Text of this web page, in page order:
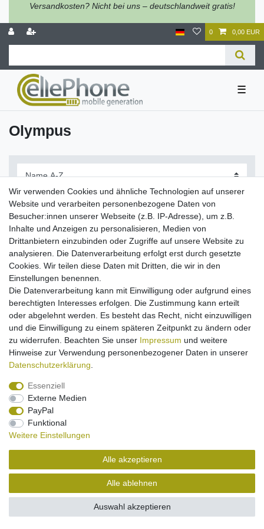
Versandkosten? Nicht bei uns – deutschlandweit gratis!
0 0,00 EUR
☰
Olympus
Filter
Akku-Ladestation Dual für Olympus LI-50B
13,95 € *
In den Warenkorb
inkl. ges. MwSt. Versandkosten
Impressum
Vertrag widerrufen Kontakt
Wir verwenden Cookies und ähnliche Technologien auf unserer
Website und verarbeiten personenbezogene Daten von
Besucher:innen unserer Webseite (z.B. IP-Adresse), um z.B.
Inhalte und Anzeigen zu personalisieren, Medien von
Drittanbietern einzubinden oder Zugriffe auf unsere Website zu
analysieren. Die Datenverarbeitung erfolgt erst durch gesetzte
Cookies. Wir teilen diese Daten mit Dritten, die wir in den
Einstellungen benennen.
Die Datenverarbeitung kann mit Einwilligung oder aufgrund eines
berechtigten Interesses erfolgen. Die Zustimmung kann erteilt
oder abgelehnt werden. Es besteht das Recht, nicht einzuwilligen
und die Einwilligung zu einem späteren Zeitpunkt zu ändern oder
zu widerrufen. Beachten Sie unser Impressum und weitere
Hinweise zur Verwendung personenbezogener Daten in unserer
Daten­schutz­erklärung
Essenziell
Externe Medien
PayPal
Funktional
Weitere Einstellungen
Alle akzeptieren
Alle ablehnen
Auswahl akzeptieren